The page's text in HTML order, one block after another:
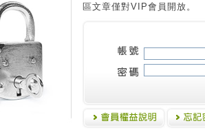
區文章僅對VIP會員開放。